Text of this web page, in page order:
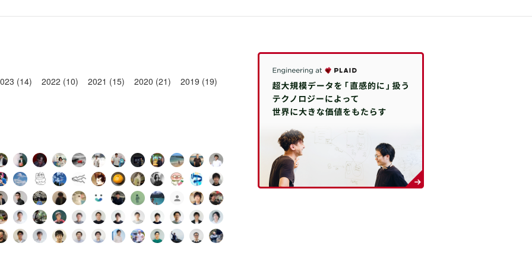
(14) 2022 (10) 2021 (15) 2020 (21) 2019 (19)